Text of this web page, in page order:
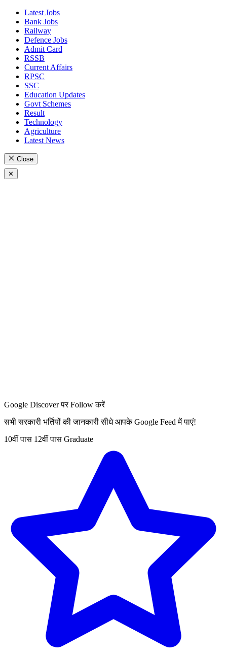
Latest Jobs
Bank Jobs
Railway
Defence Jobs
Admit Card
RSSB
Current Affairs
RPSC
SSC
Education Updates
Govt Schemes
Result
Technology
Agriculture
Latest News
Close
✕
Google Discover पर Follow करें
सभी सरकारी भर्तियों की जानकारी सीधे आपके Google Feed में पाएं!
10वीं पास 12वीं पास Graduate